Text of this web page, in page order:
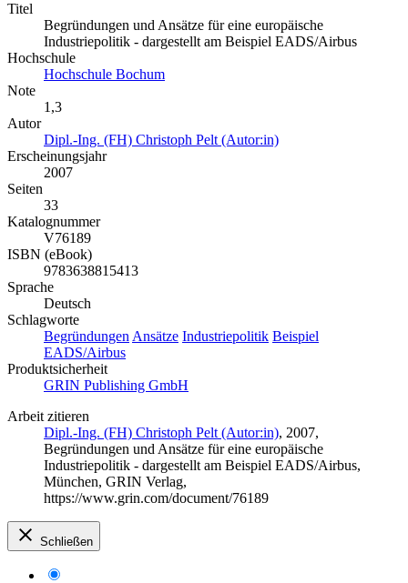
Titel
Begründungen und Ansätze für eine europäische
Industriepolitik - dargestellt am Beispiel EADS/Airbus
Hochschule
Hochschule Bochum
Note
1,3
Autor
Dipl.-Ing. (FH) Christoph Pelt (Autor:in)
Erscheinungsjahr
2007
Seiten
33
Katalognummer
V76189
ISBN (eBook)
9783638815413
Sprache
Deutsch
Schlagworte
Begründungen Ansätze Industriepolitik Beispiel
EADS/Airbus
Produktsicherheit
GRIN Publishing GmbH
Arbeit zitieren
Dipl.-Ing. (FH) Christoph Pelt (Autor:in), 2007,
Begründungen und Ansätze für eine europäische
Industriepolitik - dargestellt am Beispiel EADS/Airbus,
München, GRIN Verlag,
https://www.grin.com/document/76189
Schließen